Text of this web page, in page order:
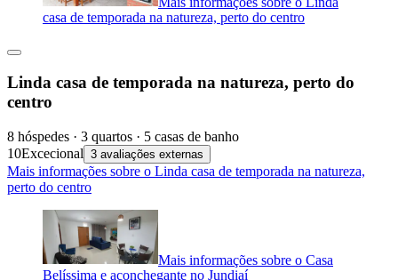
casa de temporada na natureza, perto do centro
Linda casa de temporada na natureza, perto do
centro
8 hóspedes · 3 quartos · 5 casas de banho
10Excecional 3 avaliações externas
Mais informações sobre o Linda casa de temporada na natureza,
perto do centro
Mais informações sobre o Casa
Belíssima e aconchegante no Jundiaí